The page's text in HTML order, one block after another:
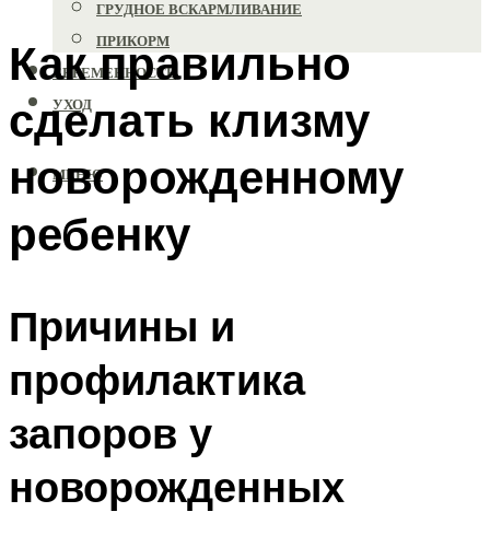
ГРУДНОЕ ВСКАРМЛИВАНИЕ
ПРИКОРМ
БЕРЕМЕННОСТЬ
УХОД
МЕНЮ
Как правильно
сделать клизму
новорожденному
ребенку
Причины и
профилактика
запоров у
новорожденных